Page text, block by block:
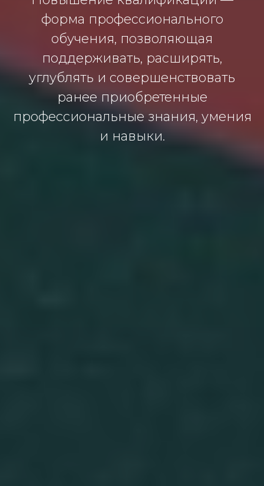
форма профессионального
обучения, позволяющая
поддерживать, расширять,
углублять и совершенствовать
ранее приобретенные
профессиональные знания, умения
и навыки.